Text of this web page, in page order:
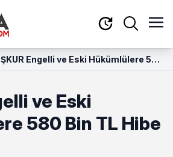
Engelli ve Eski Hükümlülere 580
ve Eski
580 Bin TL Hibe